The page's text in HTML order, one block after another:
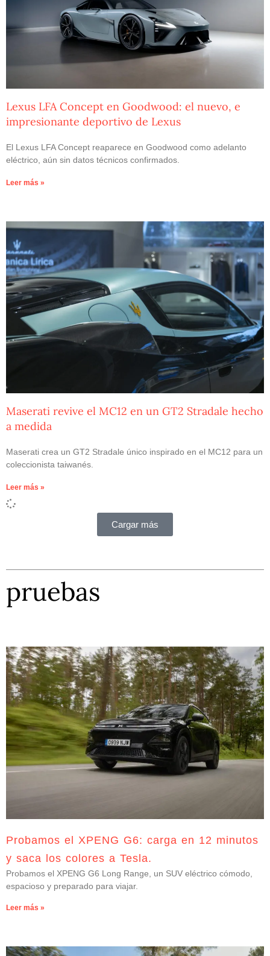
Lexus LFA Concept en Goodwood: el nuevo, e
impresionante deportivo de Lexus
El Lexus LFA Concept reaparece en Goodwood como adelanto
eléctrico, aún sin datos técnicos confirmados.
Leer más »
Maserati revive el MC12 en un GT2 Stradale hecho
a medida
Maserati crea un GT2 Stradale único inspirado en el MC12 para un
coleccionista taiwanés.
Leer más »
Cargar más
pruebas
Probamos el XPENG G6: carga en 12 minutos
y saca los colores a Tesla.
Probamos el XPENG G6 Long Range, un SUV eléctrico cómodo,
espacioso y preparado para viajar.
Leer más »